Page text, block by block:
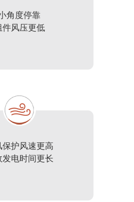
角度停靠
件风压更低
保护风速更高
发电时间更长